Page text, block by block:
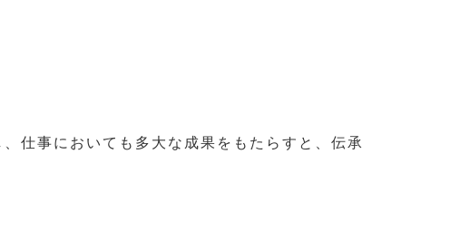
仕事においても多大な成果をもたらすと、伝承